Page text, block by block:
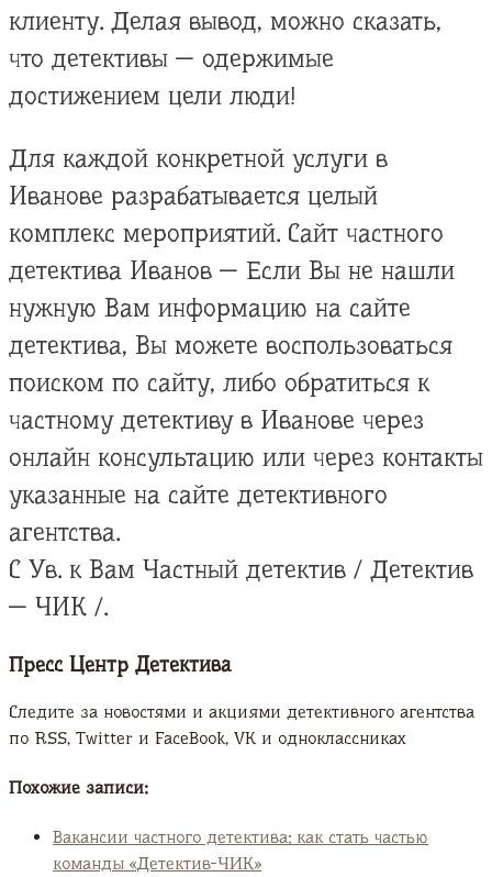
клиенту. Делая вывод, можно сказать,
что детективы — одержимые
достижением цели люди!
Для каждой конкретной услуги в
Иванове разрабатывается целый
комплекс мероприятий. Сайт частного
детектива Иванов — Если Вы не нашли
нужную Вам информацию на сайте
детектива, Вы можете воспользоваться
поиском по сайту, либо обратиться к
частному детективу в Иванове через
онлайн консультацию или через контакты
указанные на сайте детективного
агентства.
С Ув. к Вам Частный детектив / Детектив
— ЧИК /.
Пресс Центр Детектива
Следите за новостями и акциями детективного агентства
по RSS, Twitter и FaсeBook, VK и одноклассниках
Похожие записи:
Вакансии частного детектива: как стать частью
команды «Детектив-ЧИК»